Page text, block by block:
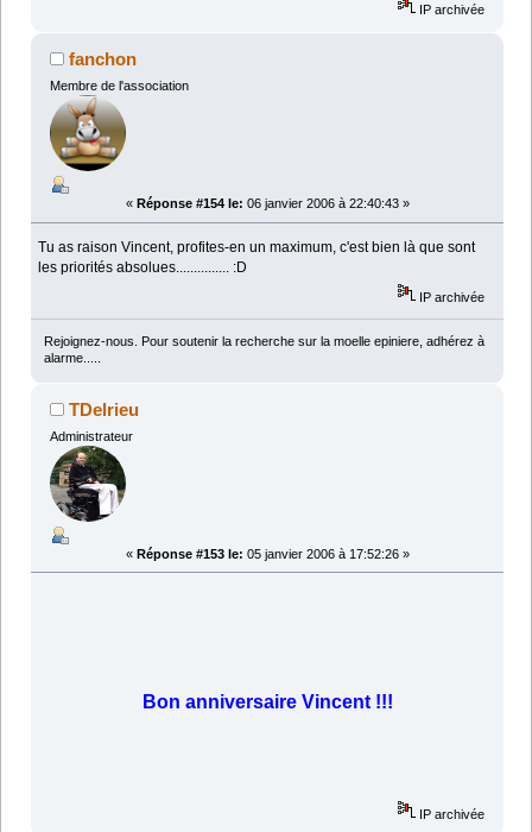
IP archivée
fanchon
Membre de l'association
« Réponse #154 le: 06 janvier 2006 à 22:40:43 »
Tu as raison Vincent, profites-en un maximum, c'est bien là que sont
les priorités absolues............... :D
IP archivée
Rejoignez-nous. Pour soutenir la recherche sur la moelle epiniere, adhérez à
alarme.....
TDelrieu
Administrateur
« Réponse #153 le: 05 janvier 2006 à 17:52:26 »
Bon anniversaire Vincent !!!
IP archivée